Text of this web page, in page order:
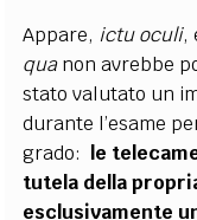
Appare, ictu oculi,
quanon avrebbe
stato valutato un
durante l’esame
grado: le
tutela della
esclusivamente